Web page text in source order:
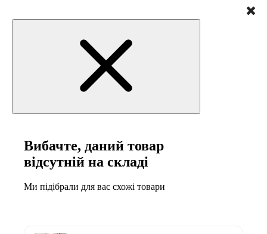
Вибачте, даний товар
відсутній на складі
Ми підібрали для вас схожі товари